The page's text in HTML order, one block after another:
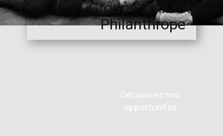
Groupe Saillant
Philanthrope
Découvrez nos
opportunités